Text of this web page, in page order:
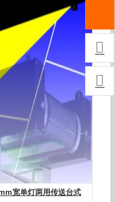
宽单灯两用传送台式
固化隧道炉印刷
机

